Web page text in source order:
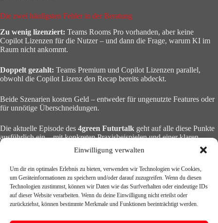
Einwilligung verwalten
Um dir ein optimales Erlebnis zu bieten, verwenden wir Technologien wie Cookies,
um Geräteinformationen zu speichern und/oder darauf zuzugreifen. Wenn du diesen
Technologien zustimmst, können wir Daten wie das Surfverhalten oder eindeutige IDs
auf dieser Website verarbeiten. Wenn du deine Einwilligung nicht erteilst oder
zurückziehst, können bestimmte Merkmale und Funktionen beeinträchtigt werden.
Die zwei häufigsten Fehler in der Beratung
Zu wenig lizenziert: Teams Rooms Pro vorhanden, aber keine
Copilot Lizenzen für die Nutzer – und dann die Frage, warum KI im
Raum nicht ankommt.
Doppelt gezahlt: Teams Premium und Copilot Lizenzen parallel,
obwohl die Copilot Lizenz den Recap bereits abdeckt.
Beide Szenarien kosten Geld – entweder für ungenutzte Features oder
für unnötige Überschneidungen.
Die aktuelle Episode des 4green Futurtalk geht auf alle diese Punkte
ausführlich ein – mit konkreten Praxisbeispielen und einer klaren
Empfehlung, wie eine sinnvolle Lizenzstrategie aussehen kann.
🎧Link zur Episode – erscheint nach Veröffentlichung
Fragen zur eigenen Lizenzstrategie? Ein kostenloses Erstgespräch ist
über den Link in der Navigation buchbar.